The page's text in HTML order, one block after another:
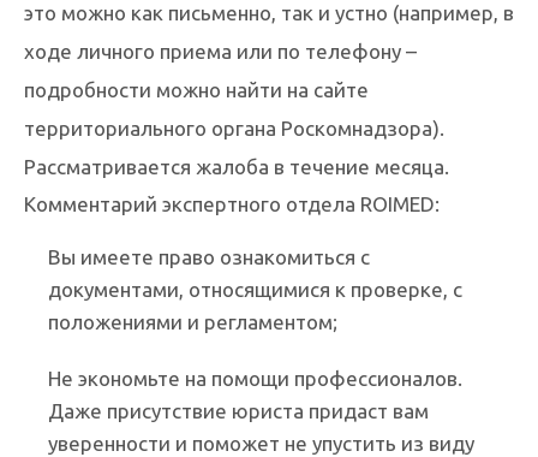
это можно как письменно, так и устно (например, в
ходе личного приема или по телефону –
подробности можно найти на сайте
территориального органа Роскомнадзора).
Рассматривается жалоба в течение месяца.
Комментарий экспертного отдела ROIMED:
Вы имеете право ознакомиться с
документами, относящимися к проверке, с
положениями и регламентом;
Не экономьте на помощи профессионалов.
Даже присутствие юриста придаст вам
уверенности и поможет не упустить из виду